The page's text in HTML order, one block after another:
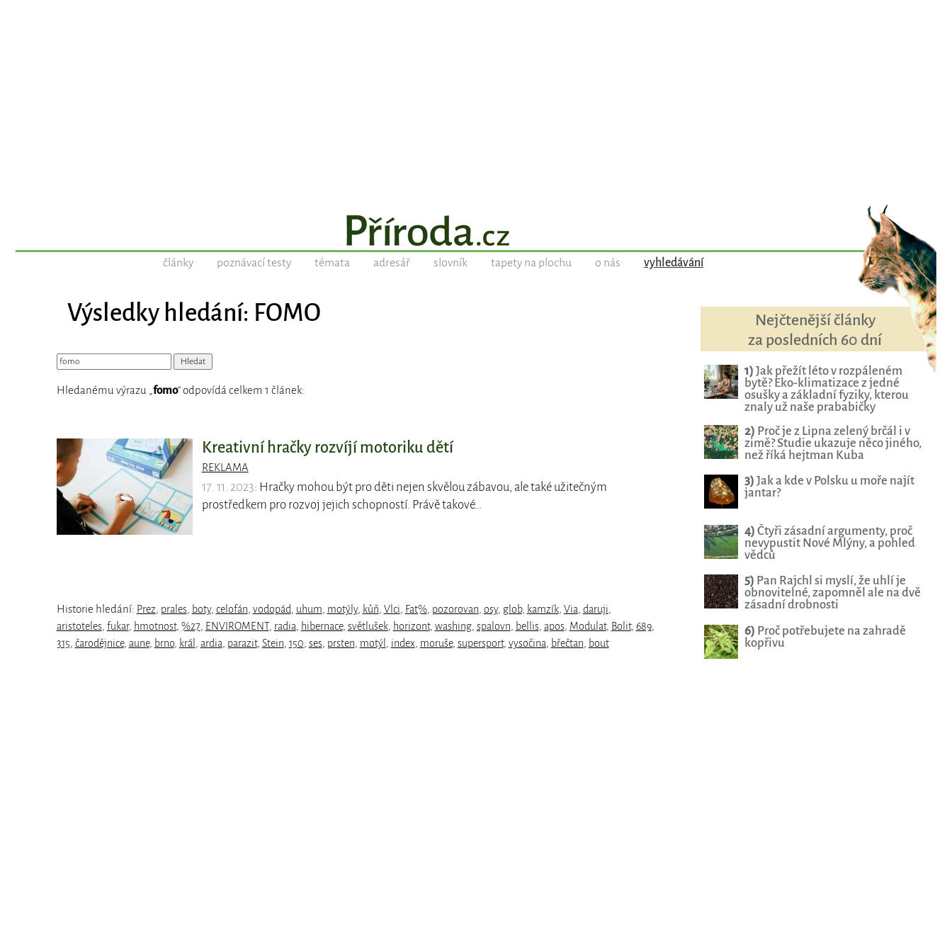
články poznávací testy témata adresář slovník tapety na plochu o nás vyhledávání
Výsledky hledání: FOMO
Hledanému výrazu „ fomo“ odpovídá celkem 1 článek:
Kreativní hračky rozvíjí motoriku dětí
REKLAMA
17. 11. 2023: Hračky mohou být pro děti nejen skvělou zábavou, ale také užitečným
prostředkem pro rozvoj jejich schopností. Právě takové…
Historie hledání: Prez prales boty, celofán vodopád uhum motýly, kůň Vlci Fat%, pozorovan osy, glob, kamzík, Via daruji
aristoteles fukar, hmotnost, %27, ENVIROMENT, radia hibernace, světlušek, horizont, washing, spalovn bellis apos Modulat, Bolit, 689,
315 čarodějnice, aune, brno, král ardia parazit, Stein 150 ses prsten motýl index moruše, supersport, vysočina břečtan bout
Nejčtenější články
za posledních 60 dní
1) Jak přežít léto v rozpáleném
bytě? Eko-klimatizace z jedné
osušky a základní fyziky, kterou
znaly už naše prababičky
2) Proč je z Lipna zelený brčál i v
zimě? Studie ukazuje něco jiného,
než říká hejtman Kuba
3) Jak a kde v Polsku u moře najít
jantar?
4) Čtyři zásadní argumenty, proč
nevypustit Nové Mlýny, a pohled
vědců
5) Pan Rajchl si myslí, že uhlí je
obnovitelné, zapomněl ale na dvě
zásadní drobnosti
6) Proč potřebujete na zahradě
kopřivu